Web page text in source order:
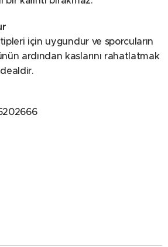
için uygundur ve sporcuların
ardından kaslarını rahatlatmak